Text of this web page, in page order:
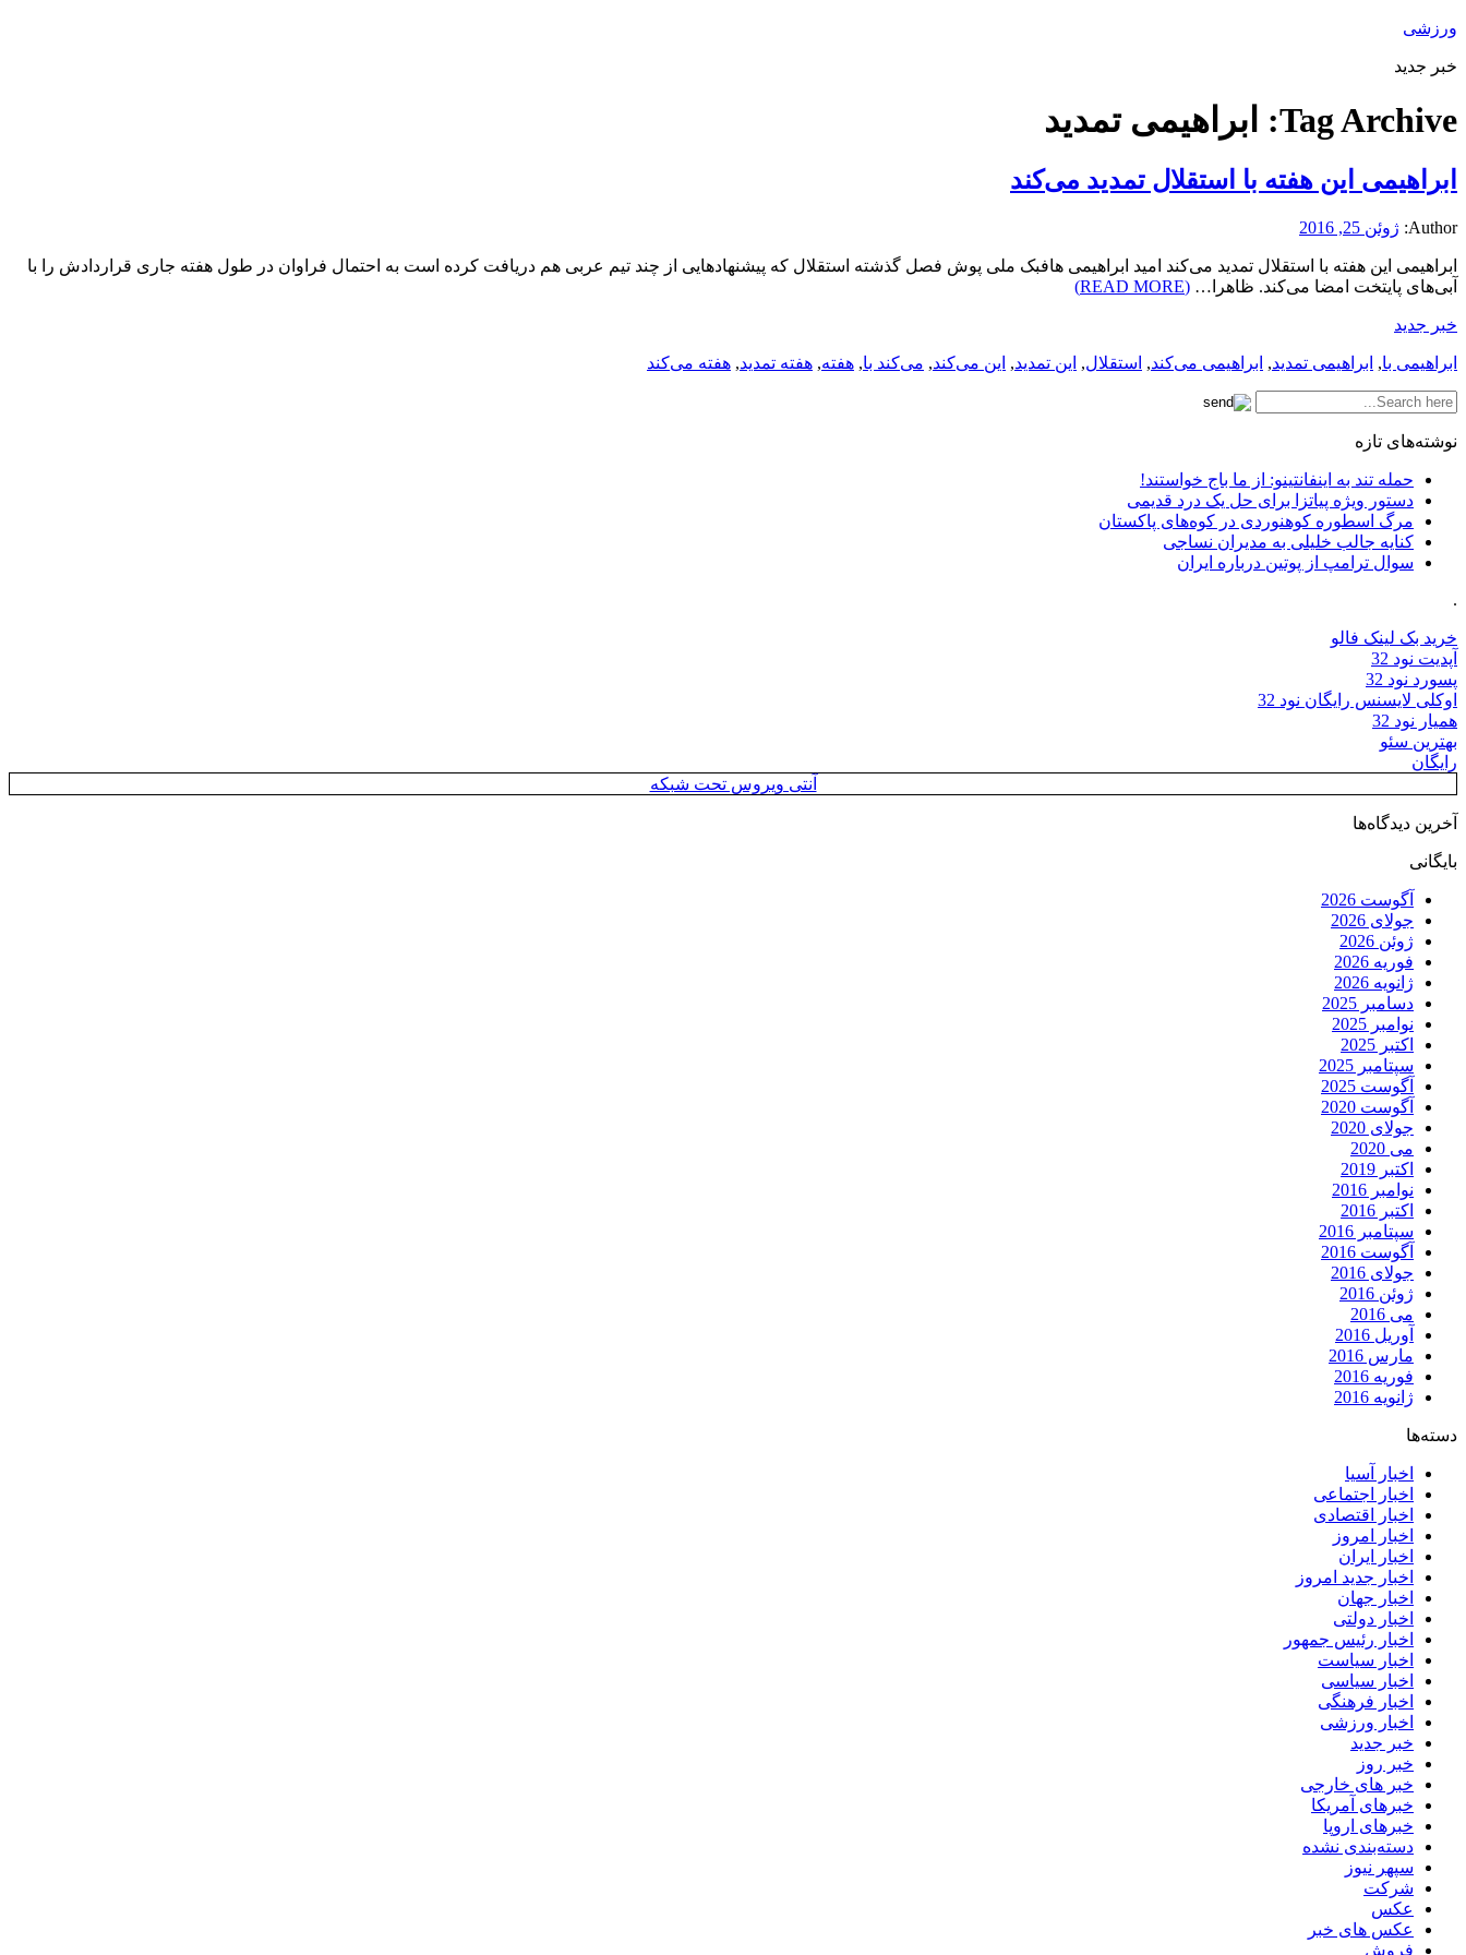
ورزشی
خبر جدید
Tag Archive: ابراهیمی تمدید
ابراهیمی این هفته با استقلال تمدید می‌کند
Author: ژوئن 25, 2016
ابراهیمی این هفته با استقلال تمدید می‌کند امید ابراهیمی هافبک ملی پوش فصل گذشته استقلال که پیشنهادهایی از چند تیم عربی هم دریافت کرده است به احتمال فراوان در طول هفته جاری قراردادش را با
آبی‌های پایتخت امضا می‌کند. ظاهرا… (READ MORE)
خبر جدید
ابراهیمی با, ابراهیمی تمدید, ابراهیمی می‌کند, استقلال, این تمدید, این می‌کند, می‌کند با, هفته, هفته تمدید, هفته می‌کند
نوشته‌های تازه
حمله تند به اینفانتینو: از ما باج خواستند!
دستور ویژه پیاتزا برای حل یک درد قدیمی
مرگ اسطوره کوهنوردی در کوه‌های پاکستان
کنایه جالب خلیلی به مدیران نساجی
سوال ترامپ از پوتین درباره ایران
.
خرید بک لینک فالو
آپدیت نود 32
پسورد نود 32
اوکلی لایسنس رایگان نود 32
همیار نود 32
بهترین سئو
رایگان
آنتی ویروس تحت شبکه
آخرین دیدگاه‌ها
بایگانی
آگوست 2026
جولای 2026
ژوئن 2026
فوریه 2026
ژانویه 2026
دسامبر 2025
نوامبر 2025
اکتبر 2025
سپتامبر 2025
آگوست 2025
آگوست 2020
جولای 2020
می 2020
اکتبر 2019
نوامبر 2016
اکتبر 2016
سپتامبر 2016
آگوست 2016
جولای 2016
ژوئن 2016
می 2016
آوریل 2016
مارس 2016
فوریه 2016
ژانویه 2016
دسته‌ها
اخبار آسیا
اخبار اجتماعی
اخبار اقتصادی
اخبار امروز
اخبار ایران
اخبار جدید امروز
اخبار جهان
اخبار دولتی
اخبار رئیس جمهور
اخبار سیاست
اخبار سیاسی
اخبار فرهنگی
اخبار ورزشی
خبر جدید
خبر روز
خبر های خارجی
خبرهای آمریکا
خبرهای اروپا
دسته‌بندی نشده
سپهر نیوز
شرکت
عکس
عکس های خبر
فروش